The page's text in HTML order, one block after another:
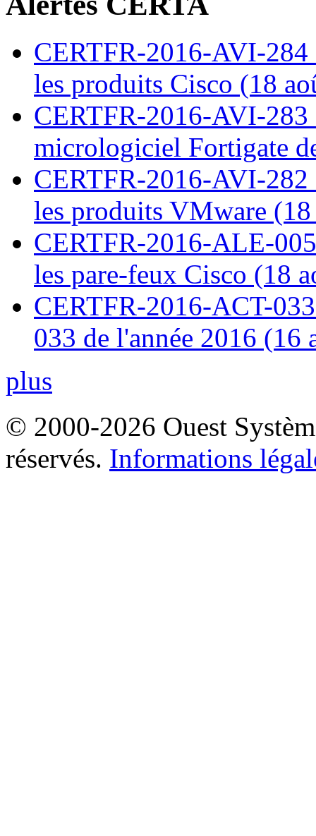
CERTFR-2016-AVI-
les produits Cisco (18
CERTFR-2016-AVI-
micrologiciel Fortigate
CERTFR-2016-AVI-
les produits VMware
CERTFR-2016-ALE-
les pare-feux Cisco (18
CERTFR-2016-ACT-
033 de l'année 2016 (16
plus
© 2000-2026 Ouest
réservés. Informations